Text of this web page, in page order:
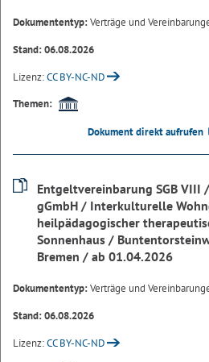
Dokumententyp:Verträge und
Stand: 06.08.2026
Lizenz:CC BY-NC-ND
Themen:
Dokument direkt aufrufen
Entgeltvereinbarung SGB VIII
gGmbH / Interkulturelle
heilpädagogischer
Sonnenhaus /
Bremen / ab 01.04.2026
Dokumententyp:Verträge und
Stand: 06.08.2026
Lizenz:CC BY-NC-ND